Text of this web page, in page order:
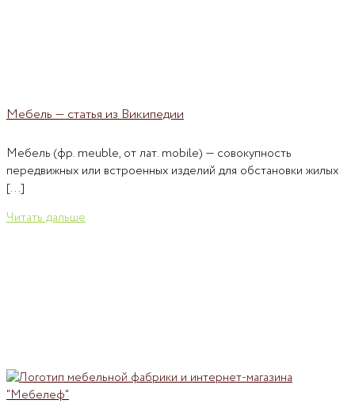
Мебель — статья из Википедии
Мебель (фр. meuble, от лат. mobile) — совокупность
передвижных или встроенных изделий для обстановки жилых
[...]
Читать дальше